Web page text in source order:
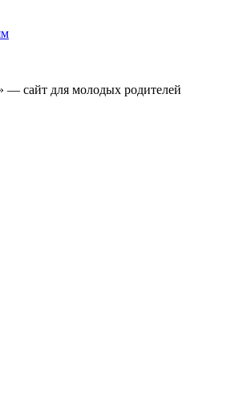
— сайт для молодых родителей